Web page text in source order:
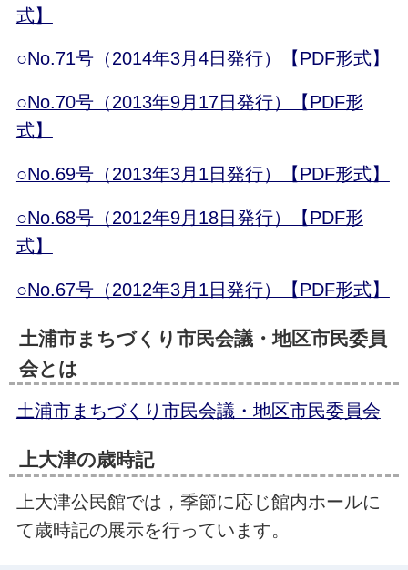
式】
○No.71号（2014年3月4日発行）【PDF形式】
○No.70号（2013年9月17日発行）【PDF形
式】
○No.69号（2013年3月1日発行）【PDF形式】
○No.68号（2012年9月18日発行）【PDF形
式】
○No.67号（2012年3月1日発行）【PDF形式】
土浦市まちづくり市民会議・地区市民委員
会とは
土浦市まちづくり市民会議・地区市民委員会
上大津の歳時記
上大津公民館では，季節に応じ館内ホールに
て歳時記の展示を行っています。